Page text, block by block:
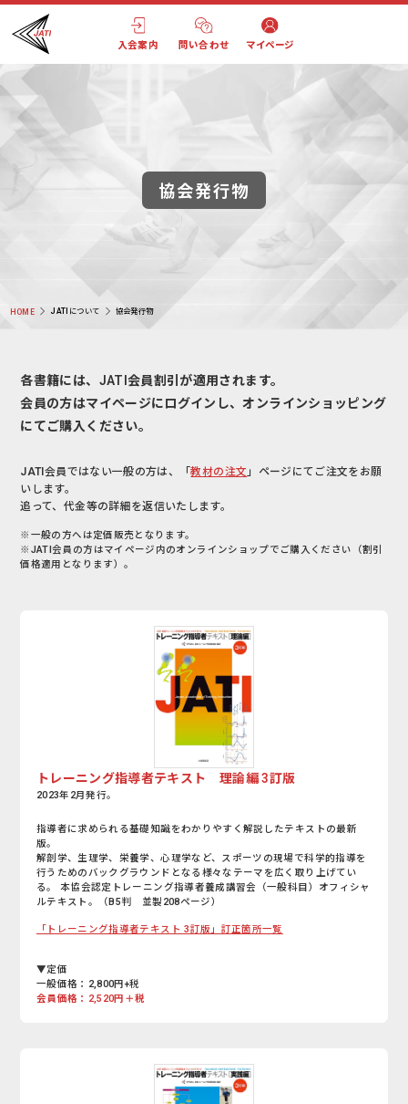
入会案内 問い合わせ マイページ
協会発行物
HOME JATIについて 協会発行物
各書籍には、JATI会員割引が適用されます。
会員の方はマイページにログインし、オンラインショッピング
にてご購入ください。
JATI会員ではない一般の方は、「教材の注文 」ページにてご注文をお願
いします。
追って、代金等の詳細を返信いたします。
※一般の方へは定価販売となります。
※JATI会員の方はマイページ内のオンラインショップでご購入ください（割引
価格適用となります）。
トレーニング指導者テキスト 理論編 3訂版
2023年2月発行。
指導者に求められる基礎知識をわかりやすく解説したテキストの最新
版。
解剖学、生理学、栄養学、心理学など、スポーツの現場で科学的指導を
行うためのバックグラウンドとなる様々なテーマを広く取り上げてい
る。 本協会認定トレーニング指導者養成講習会（一般科目）オフィシャ
ルテキスト。（B5判 並製208ページ）
「トレーニング指導者テキスト 3訂版」訂正箇所一覧
▼定価
一般価格：2,800円+税
会員価格：2,520円＋税